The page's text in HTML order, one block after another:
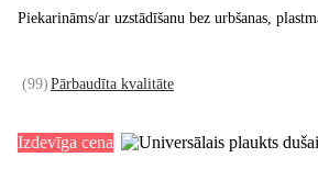
Izdevīga cena
Piekarināms/ar uzstādīšanu bez urbšanas,
(99) Pārbaudīta kvalitāte